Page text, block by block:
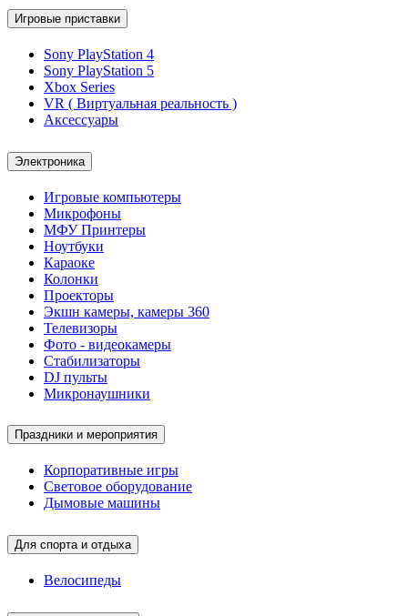
Игровые приставки
Sony PlayStation 4
Sony PlayStation 5
Xbox Series
VR ( Виртуальная реальность )
Аксессуары
Электроника
Игровые компьютеры
Микрофоны
МФУ Принтеры
Ноутбуки
Караоке
Колонки
Проекторы
Экшн камеры, камеры 360
Телевизоры
Фото - видеокамеры
Стабилизаторы
DJ пульты
Микронаушники
Праздники и мероприятия
Корпоративные игры
Световое оборудование
Дымовые машины
Для спорта и отдыха
Велосипеды